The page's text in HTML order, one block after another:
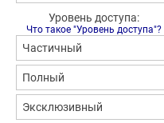
Уровень доступа:
Что такое "Уровень доступа"?
Частичный
Полный
Эксклюзивный